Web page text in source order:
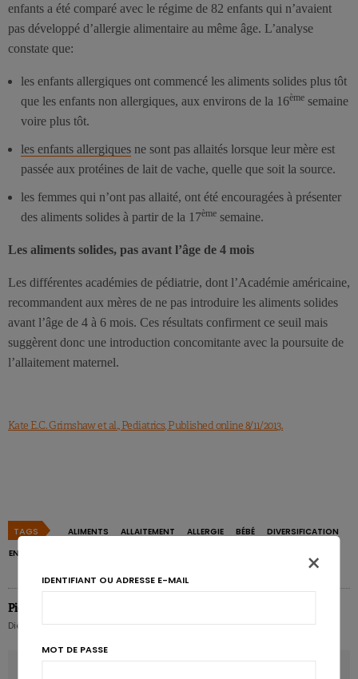
enfants a été comparé avec le régime de 82 enfants qui n’avaient
pas développé d’allergie alimentaire au même âge. L’analyse
constate que:
les enfants allergiques ont commencé les aliments solides plus tôt
que les enfants non allergiques, aux environs de la 16ème semaine
voire plus tôt.
les enfants allergiques ne sont pas allaités lorsque leur mère est
passée aux protéines de lait de vache, quelle que soit la source.
les femmes qui n’ont pas allaité, ont été encouragées à présenter
des aliments solides à partir de la 17ème semaine.
Les aliments solides, pas avant l’âge de 4 mois
Les différentes académies de pédiatrie, dont l’Académie américaine,
recommandent aux mères de ne pas introduire les aliments solides
avant l’âge de 4 à 6 mois. Ces résultats confirment ce seuil mais
suggèrent donc une introduction concomitante avec la poursuite de
l’allaitement maternel.
Kate E.C. Grimshaw et al., Pediatrics, Published online 8/11/2013.
TAGS ALIMENTS ALLAITEMENT ALLERGIE BÉBÉ
DIVERSIFICATION
ENFANT
Pierre Pérochon
Diététicien nutritionniste hospitalier
×
IDENTIFIANT OU ADRESSE E-MAIL
MOT DE PASSE